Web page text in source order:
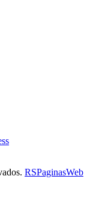
RSPaginasWeb